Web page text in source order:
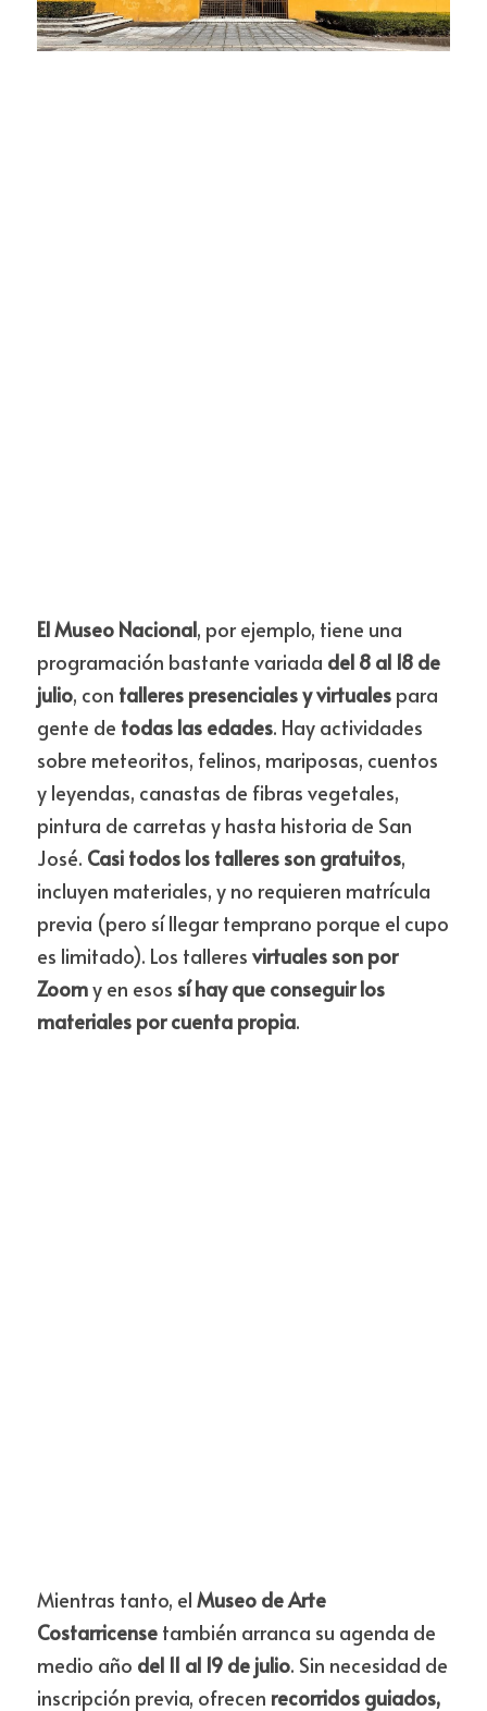
El Museo Nacional, por ejemplo, tiene una
programación bastante variada del 8 al 18 de
julio, con talleres presenciales y virtuales para
gente de todas las edades. Hay actividades
sobre meteoritos, felinos, mariposas, cuentos
y leyendas, canastas de fibras vegetales,
pintura de carretas y hasta historia de San
José. Casi todos los talleres son gratuitos,
incluyen materiales, y no requieren matrícula
previa (pero sí llegar temprano porque el cupo
es limitado). Los talleres virtuales son por
Zoom y en esos sí hay que conseguir los
materiales por cuenta propia.
Mientras tanto, el Museo de Arte
Costarricense también arranca su agenda de
medio año del 11 al 19 de julio. Sin necesidad de
inscripción previa, ofrecen recorridos guiados,